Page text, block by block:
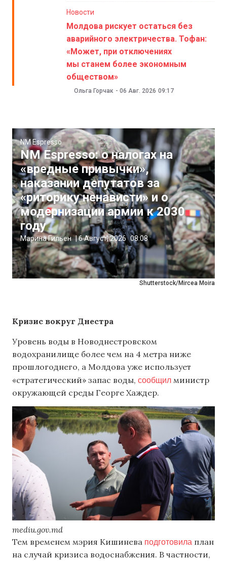
Новости
Молдова рискует остаться без
аварийного электричества. Тофан:
«Может, при отключениях
мы станем более экономным
обществом»
Ольга Горчак - 06 Авг. 2026 09:17
Shutterstock/Mircea Moira
NM Espresso
NM Espresso: о налогах на
«вредные привычки»,
наказании депутатов за
«риторику ненависти» и о
модернизации армии к 2030
году
Марина Гильен |6 Август, 2026 08:08
Кризис вокруг Днестра
Уровень воды в Новоднестровском
водохранилище более чем на 4 метра ниже
прошлогоднего, а Молдова уже использует
«стратегический» запас воды, сообщил министр
окружающей среды Георге Хаждер.
mediu.gov.md
Тем временем мэрия Кишинева подготовила план
на случай кризиса водоснабжения. В частности,